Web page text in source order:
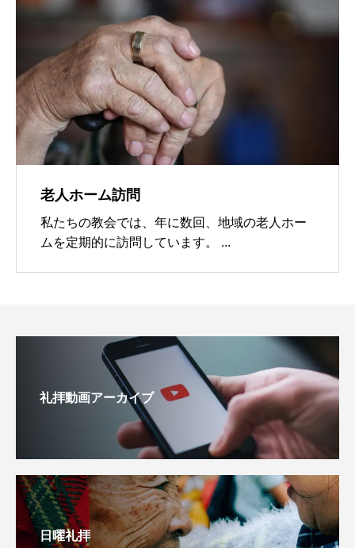
老人ホーム訪問
私たちの教会では、年に数回、地域の老人ホー
ムを定期的に訪問しています。 ...
礼拝動画アーカイブ
日曜礼拝